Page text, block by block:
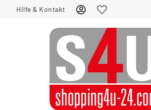
Hilfe & Kontakt